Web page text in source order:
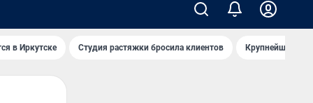
в Иркутске Студия растяжки бросила клиентов Крупнейшие